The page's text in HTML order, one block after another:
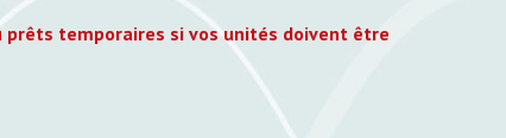
temporaires si vos unités doivent être